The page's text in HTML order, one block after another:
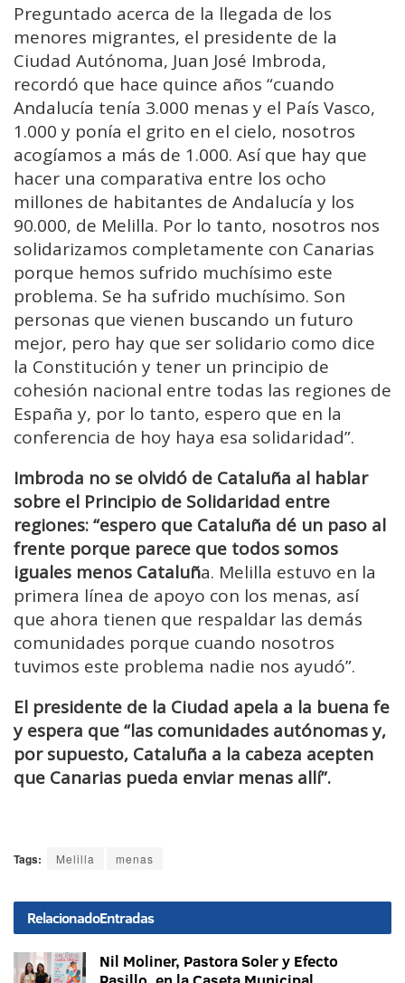
Preguntado acerca de la llegada de los
menores migrantes, el presidente de la
Ciudad Autónoma, Juan José Imbroda,
recordó que hace quince años “cuando
Andalucía tenía 3.000 menas y el País Vasco,
1.000 y ponía el grito en el cielo, nosotros
acogíamos a más de 1.000. Así que hay que
hacer una comparativa entre los ocho
millones de habitantes de Andalucía y los
90.000, de Melilla. Por lo tanto, nosotros nos
solidarizamos completamente con Canarias
porque hemos sufrido muchísimo este
problema. Se ha sufrido muchísimo. Son
personas que vienen buscando un futuro
mejor, pero hay que ser solidario como dice
la Constitución y tener un principio de
cohesión nacional entre todas las regiones de
España y, por lo tanto, espero que en la
conferencia de hoy haya esa solidaridad”.
Imbroda no se olvidó de Cataluña al hablar
sobre el Principio de Solidaridad entre
regiones: “espero que Cataluña dé un paso al
frente porque parece que todos somos
iguales menos Cataluña. Melilla estuvo en la
primera línea de apoyo con los menas, así
que ahora tienen que respaldar las demás
comunidades porque cuando nosotros
tuvimos este problema nadie nos ayudó”.
El presidente de la Ciudad apela a la buena fe
y espera que “las comunidades autónomas y,
por supuesto, Cataluña a la cabeza acepten
que Canarias pueda enviar menas allí”.
Tags: Melilla menas
RelacionadoEntradas
Nil Moliner, Pastora Soler y Efecto